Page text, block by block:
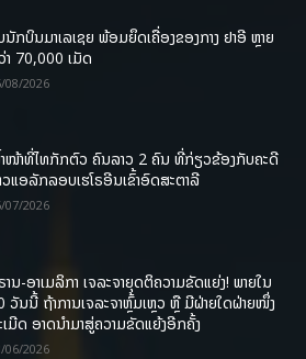
ນັກບິນມາເລເຊຍ ພ້ອມຍຶດເຄື່ອງຂອງກາງ ຢາອີ ຫຼາຍ
າ 70,000 ເມັດ
08/2026
າໜ້າທີ່ໄທກັກຕົວ ຄົນລາວ 2 ຄົນ ທີ່ກ່ຽວຂ້ອງກັບຄະດີ
ວແອລັກລອບເຮໂຣອີນເຂົ້າອົດສະຕາລີ
07/2026
ານ-ອາເມລິກາ ເຈລະຈາຍຸດຕິຄວາມຂັດແຍ່ງ! ພາຍໃນ
ວັນນີ້ ຖ້າການເຈລະຈາຫຼົ້ມເຫຼວ ຫຼື ມີຝ່າຍໃດຝ່າຍໜຶ່ງ
ເມີດ ອາດນໍາມາສູ່ຄວາມຂັດແຍ້ງອີກຄັ້ງ
06/2026